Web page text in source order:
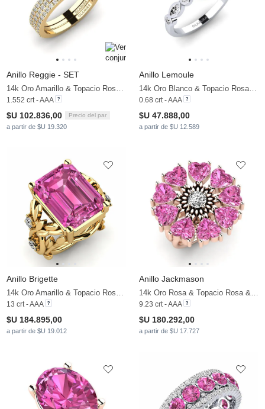
Anillo Reggie - SET
14k Oro Amarillo & Topacio Rosa & Moissanita
1.552 crt - AAA
$U 102.836,00 Precio del par
a partir de $U 19.320
Anillo Lemoule
14k Oro Blanco & Topacio Rosa & Moissanita
0.68 crt - AAA
$U 47.888,00
a partir de $U 12.589
Anillo Brigette
14k Oro Amarillo & Topacio Rosa & Moissanita
13 crt - AAA
$U 184.895,00
a partir de $U 19.012
Anillo Jackmason
14k Oro Rosa & Topacio Rosa & Moissanita
9.23 crt - AAA
$U 180.292,00
a partir de $U 17.727